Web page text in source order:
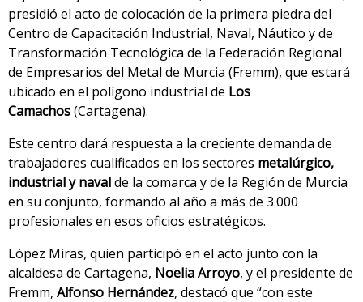
presidió el acto de colocación de la primera piedra del
Centro de Capacitación Industrial, Naval, Náutico y de
Transformación Tecnológica de la Federación Regional
de Empresarios del Metal de Murcia (Fremm), que estará
ubicado en el polígono industrial de Los
Camachos(Cartagena).
Este centro dará respuesta a la creciente demanda de
trabajadores cualificados en los sectores metalúrgico,
industrial y navalde la comarca y de la Región de Murcia
en su conjunto, formando al año a más de 3.000
profesionales en esos oficios estratégicos.
López Miras, quien participó en el acto junto con la
alcaldesa de Cartagena, Noelia Arroyo, y el presidente de
Fremm, Alfonso Hernández, destacó que “con este